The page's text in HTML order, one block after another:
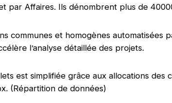
par Affaires. Ils dénombrent plus de
communes et homogènes automatisées
l’analyse détaillée des projets.
est simplifiée grâce aux allocations des
(Répartition de données)